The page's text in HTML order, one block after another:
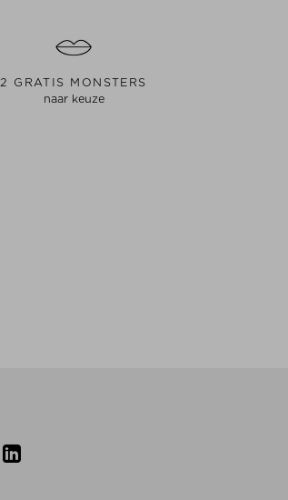
2 GRATIS MONSTERS
naar keuze